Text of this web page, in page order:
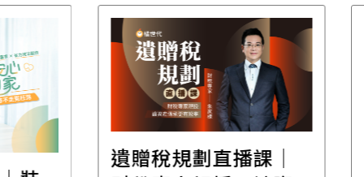
遺贈稅規劃直播課│